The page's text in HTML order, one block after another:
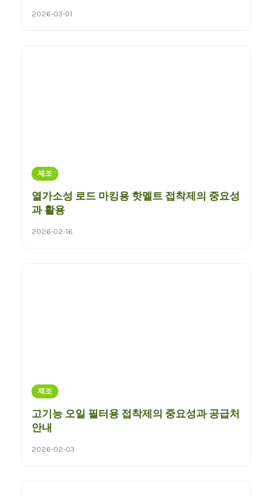
2026-03-01
제조
열가소성 로드 마킹용 핫멜트 접착제의 중요성
과 활용
2026-02-16
제조
고기능 오일 필터용 접착제의 중요성과 공급처
안내
2026-02-03